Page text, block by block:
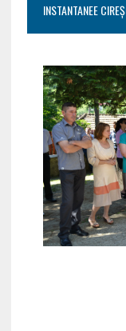
INSTANTANEE